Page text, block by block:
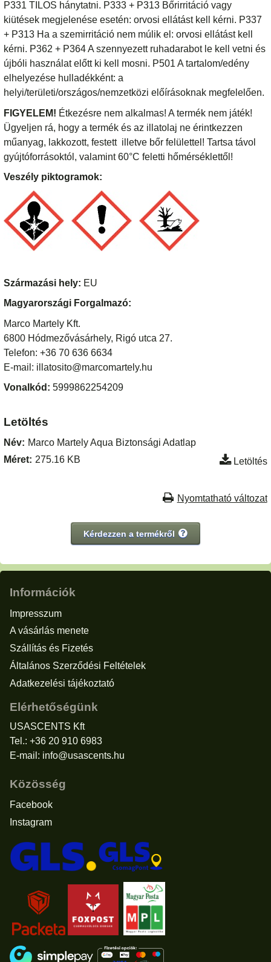
P331 TILOS hánytatni. P333 + P313 Bőrirritáció vagy
kiütések megjelenése esetén: orvosi ellátást kell kérni. P337
+ P313 Ha a szemirritáció nem múlik el: orvosi ellátást kell
kérni. P362 + P364 A szennyezett ruhadarabot le kell vetni és
újbóli használat előtt ki kell mosni. P501 A tartalom/edény
elhelyezése hulladékként: a
helyi/területi/országos/nemzetközi előírásoknak megfelelően.
FIGYELEM! Étkezésre nem alkalmas! A termék nem játék!
Ügyeljen rá, hogy a termék és az illatolaj ne érintkezzen
műanyag, lakkozott, festett illetve bőr felülettel! Tartsa távol
gyújtóforrásoktól, valamint 60°C feletti hőmérséklettől!
Veszély piktogramok:
Származási hely: EU
Magyarországi Forgalmazó:
Marco Martely Kft.
6800 Hódmezővásárhely, Rigó utca 27.
Telefon: +36 70 636 6634
E-mail: illatosito@marcomartely.hu
Vonalkód:5999862254209
Letöltés
Név: Marco Martely Aqua Biztonsági Adatlap
Méret: 275.16 KB Letöltés
Nyomtatható változat
Kérdezzen a termékről
Információk
Impresszum
A vásárlás menete
Szállítás és Fizetés
Általános Szerződési Feltételek
Adatkezelési tájékoztató
Elérhetőségünk
USASCENTS Kft
Tel.: +36 20 910 6983
E-mail: info@usascents.hu
Közösség
Facebook
Instagram